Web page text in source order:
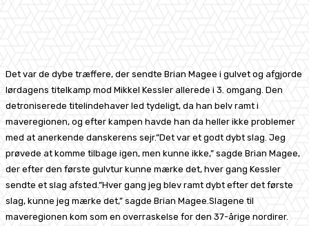
Det var de dybe træffere, der sendte Brian Magee i gulvet og afgjorde
lørdagens titelkamp mod Mikkel Kessler allerede i 3. omgang. Den
detroniserede titelindehaver led tydeligt, da han belv ramt i
maveregionen, og efter kampen havde han da heller ikke problemer
med at anerkende danskerens sejr.”Det var et godt dybt slag. Jeg
prøvede at komme tilbage igen, men kunne ikke,” sagde Brian Magee,
der efter den første gulvtur kunne mærke det, hver gang Kessler
sendte et slag afsted.”Hver gang jeg blev ramt dybt efter det første
slag, kunne jeg mærke det,” sagde Brian Magee.Slagene til
maveregionen kom som en overraskelse for den 37-årige nordirer.